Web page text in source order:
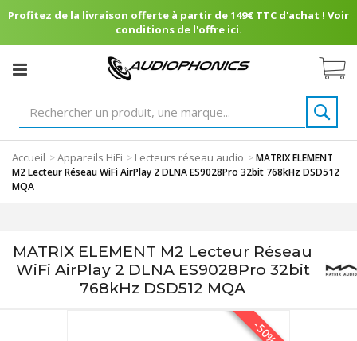
Profitez de la livraison offerte à partir de 149€ TTC d'achat ! Voir
conditions de l'offre ici.
Accueil >Appareils HiFi > Lecteurs réseau audio >MATRIX ELEMENT
M2 Lecteur Réseau WiFi AirPlay 2 DLNA ES9028Pro 32bit 768kHz DSD512
MQA
MATRIX ELEMENT M2 Lecteur Réseau
WiFi AirPlay 2 DLNA ES9028Pro 32bit
768kHz DSD512 MQA
-50%